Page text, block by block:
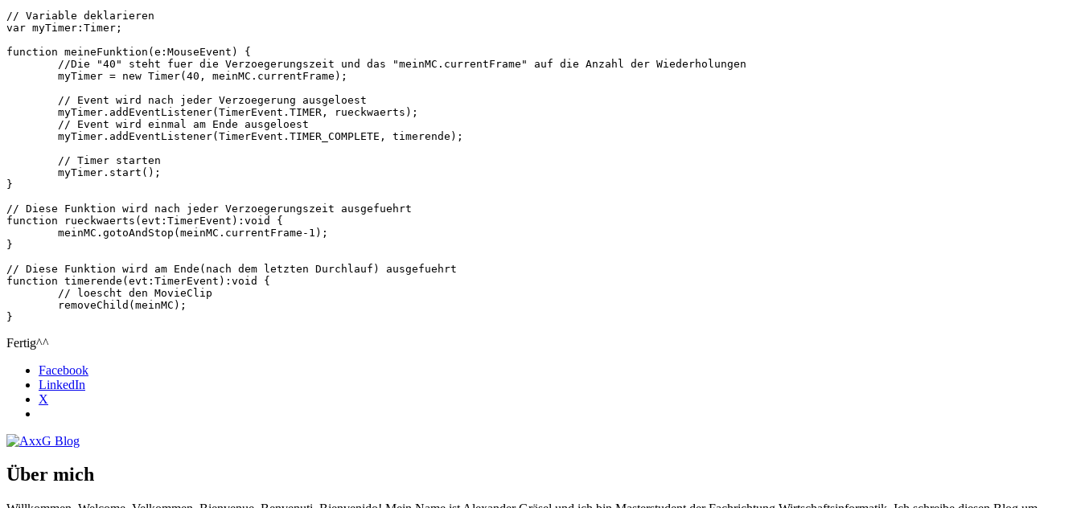
// Variable deklarieren
var myTimer:Timer;
function meineFunktion(e:MouseEvent) {
}
// Diese Funktion wird nach jeder Verzoegerungszeit ausgefuehrt
function rueckwaerts(evt:TimerEvent):void {
}
// Diese Funktion wird am Ende(nach dem letzten Durchlauf) ausgefuehrt
function timerende(evt:TimerEvent):void {
Fertig^^
Facebook
LinkedIn
X
Über mich